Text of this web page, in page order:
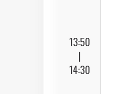
13:50
|
14:30